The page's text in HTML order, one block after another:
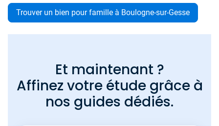
Trouver un bien pour famille à Boulogne-sur-Gesse
Et maintenant ?
Affinez votre étude grâce à
nos guides dédiés.